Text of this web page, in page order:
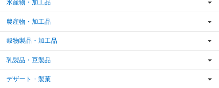
水産物・加工品
農産物・加工品
穀物製品・加工品
乳製品・豆製品
デザート・製菓